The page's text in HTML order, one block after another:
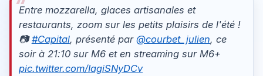
Entre mozzarella, glaces artisanales et
restaurants, zoom sur les petits plaisirs de l'été !
📷#Capital, présenté par@courbet_julien, ce
soir à 21:10 sur M6 et en streaming sur M6+
pic.twitter.com/IagiSNyDCv